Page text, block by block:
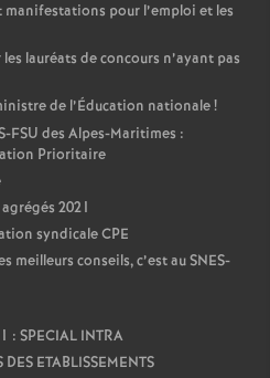
pour l’emploi et les
lauréats de concours n’ayant pas
de l’Éducation nationale!
FSU des Alpes-Maritimes :
Prioritaire
2021
syndicale CPE
meilleurs conseils, c’est au SNES-
: SPECIAL INTRA
ETABLISSEMENTS